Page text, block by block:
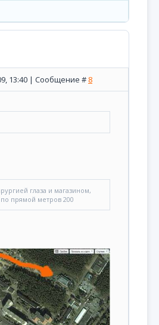
13:40 | Сообщение # 8
глаза и магазином,
прямой метров 200